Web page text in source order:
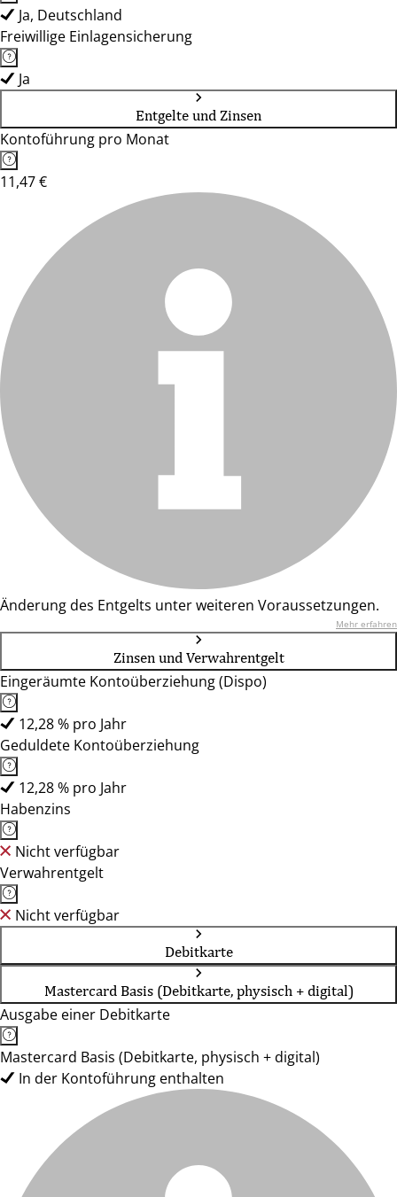
Ja, Deutschland
Freiwillige Einlagensicherung
Ja
Entgelte und Zinsen
Kontoführung pro Monat
11,47 €
Änderung des Entgelts unter weiteren Voraussetzungen.
Mehr erfahren
Zinsen und Verwahrentgelt
Eingeräumte Kontoüberziehung (Dispo)
12,28 % pro Jahr
Geduldete Kontoüberziehung
12,28 % pro Jahr
Habenzins
Nicht verfügbar
Verwahrentgelt
Nicht verfügbar
Debitkarte
Mastercard Basis (Debitkarte, physisch + digital)
Ausgabe einer Debitkarte
Mastercard Basis (Debitkarte, physisch + digital)
In der Kontoführung enthalten